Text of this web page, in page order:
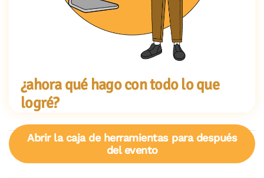
¿ahora qué hago con todo lo que
logré?
Abrir la caja de herramientas para después
del evento